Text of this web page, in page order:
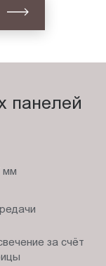
панелей
мм
за счёт